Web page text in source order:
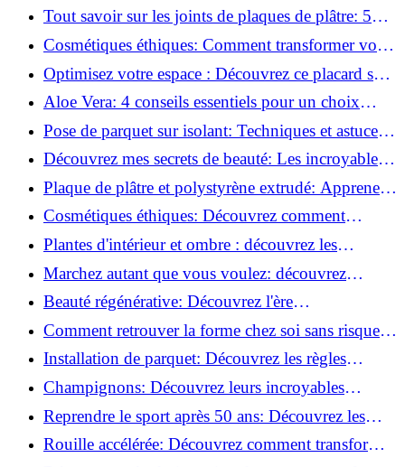
transforme votre routine!
Tout savoir sur les joints de plaques de plâtre: 5
questions clés pour comprendre les fissures!
Cosmétiques éthiques: Comment transformer votre
routine beauté!
Optimisez votre espace : Découvrez ce placard sous
rampant à portes coulissantes!
Aloe Vera: 4 conseils essentiels pour un choix
parfait!
Pose de parquet sur isolant: Techniques et astuces
pour un sol parfait!
Découvrez mes secrets de beauté: Les incroyables
vertus du raisin!
Plaque de plâtre et polystyrène extrudé: Apprenez
à les coller efficacement!
Cosmétiques éthiques: Découvrez comment
transformer votre routine beauté!
Plantes d'intérieur et ombre : découvrez les
meilleures pour votre maison !
Marchez autant que vous voulez: découvrez
pourquoi c'est bénéfique!
Beauté régénérative: Découvrez l'ère
révolutionnaire de la cosmétique verte!
Comment retrouver la forme chez soi sans risque
de blessure: Techniques et conseils sûrs!
Installation de parquet: Découvrez les règles
essentielles à respecter!
Champignons: Découvrez leurs incroyables
pouvoirs antioxydants!
Reprendre le sport après 50 ans: Découvrez les
meilleures méthodes!
Rouille accélérée: Découvrez comment transformer